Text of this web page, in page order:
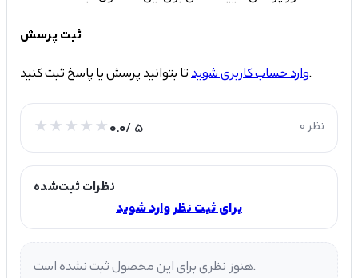
ثبت پرسش
وارد حساب کاربری شویدتا بتوانید پرسش یا پاسخ ثبت کنید.
0.0/ 5 0 نظر
نظرات ثبت‌شده
برای ثبت نظر وارد شوید
هنوز نظری برای این محصول ثبت نشده است.